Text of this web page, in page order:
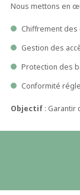
Nous mettons en
Chiffrement des
Gestion des
Protection des
Conformité
Objectif: Garantir